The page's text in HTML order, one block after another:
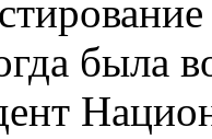
была